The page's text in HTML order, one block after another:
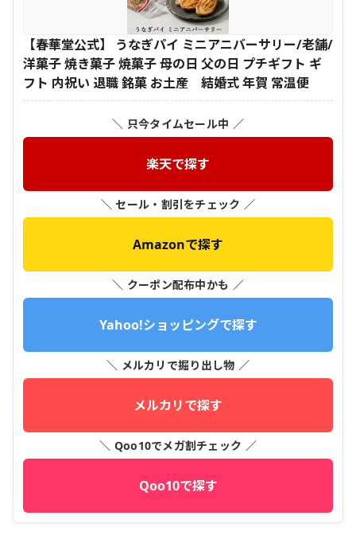
【春華堂公式】 うなぎパイ ミニアニバーサリー/老舗/
洋菓子 焼き菓子 焼菓子 母の日 父の日 プチギフト ギ
フト 内祝い 退職 銘菓 お土産 結婚式 年賀 常温便
＼ 只今タイムセール中 ／
楽天で探す
＼ セール・割引をチェック ／
Amazonで探す
＼ クーポン配布中かも ／
Yahoo!ショッピングで探す
＼ メルカリで掘り出し物 ／
メルカリで探す
＼ Qoo10でメガ割チェック ／
Qoo10で探す